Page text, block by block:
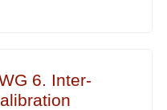
6. Inter-